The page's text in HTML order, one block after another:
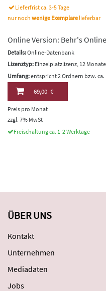
Lieferfrist ca. 3-5 Tage
nur noch wenige Exemplare lieferbar
Online Version: Behr's Online
Details:Online-Datenbank
Lizenztyp: Einzelplatzlizenz, 12
Umfang:entspricht 2 Ordnern bzw. ca.
69,00 €
Preis pro Monat
zzgl. 7% MwSt
Freischaltung ca. 1-2 Werktage
ÜBER UNS
Kontakt
Unternehmen
Mediadaten
Jobs